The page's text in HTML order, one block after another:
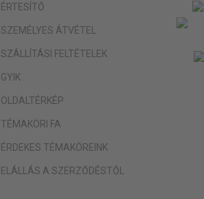
ÉRTESÍTŐ
SZEMÉLYES ÁTVÉTEL
SZÁLLÍTÁSI FELTÉTELEK
GYIK
OLDALTÉRKÉP
TÉMAKÖRI FA
ÉRDEKES TÉMAKÖREINK
ELÁLLÁS A SZERZŐDÉSTŐL